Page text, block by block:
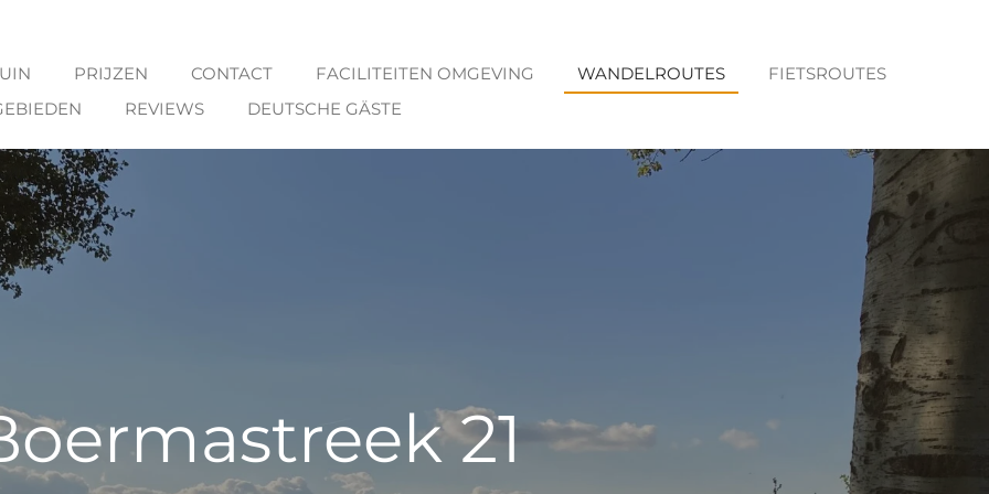
PRIJZEN CONTACT FACILITEITEN OMGEVING WANDELROUTES
FIETSROUTES
REVIEWS DEUTSCHE GÄSTE
21